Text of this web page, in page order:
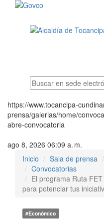
https://www.tocancipa-
prensa/galerias/home/
abre-convocatoria
ago 8, 2026 06:09 a. m.
Inicio
Sala de prensa
Convocatorias
El programa Ruta
para potenciar tus
#Económico